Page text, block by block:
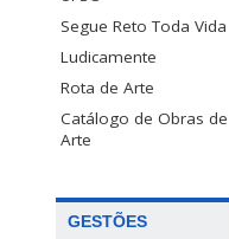
Segue Reto Toda Vida
Ludicamente
Rota de Arte
Catálogo de Obras de
Arte
GESTÕES